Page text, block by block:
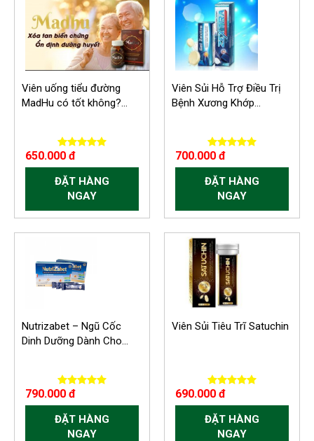
Viên uống tiểu đường
MadHu có tốt không?...
650.000 đ
ĐẶT HÀNG
NGAY
Viên Sủi Hỗ Trợ Điều Trị
Bệnh Xương Khớp...
700.000 đ
ĐẶT HÀNG
NGAY
Nutrizabet – Ngũ Cốc
Dinh Dưỡng Dành Cho...
790.000 đ
ĐẶT HÀNG
NGAY
Viên Sủi Tiêu Trĩ Satuchin
690.000 đ
ĐẶT HÀNG
NGAY